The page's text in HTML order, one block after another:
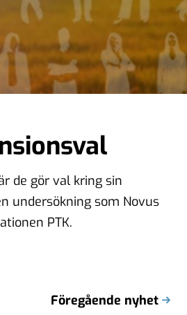
de gör val kring sin
undersökning som Novus
PTK.
Föregående nyhet